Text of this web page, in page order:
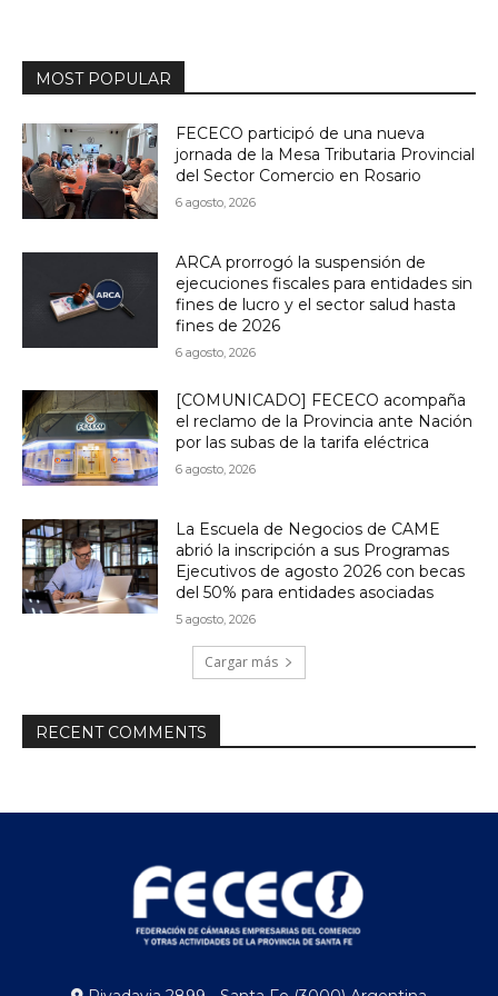
MOST POPULAR
FECECO participó de una nueva
jornada de la Mesa Tributaria Provincial
del Sector Comercio en Rosario
6 agosto, 2026
ARCA prorrogó la suspensión de
ejecuciones fiscales para entidades sin
fines de lucro y el sector salud hasta
fines de 2026
6 agosto, 2026
[COMUNICADO] FECECO acompaña
el reclamo de la Provincia ante Nación
por las subas de la tarifa eléctrica
6 agosto, 2026
La Escuela de Negocios de CAME
abrió la inscripción a sus Programas
Ejecutivos de agosto 2026 con becas
del 50% para entidades asociadas
5 agosto, 2026
Cargar más
RECENT COMMENTS